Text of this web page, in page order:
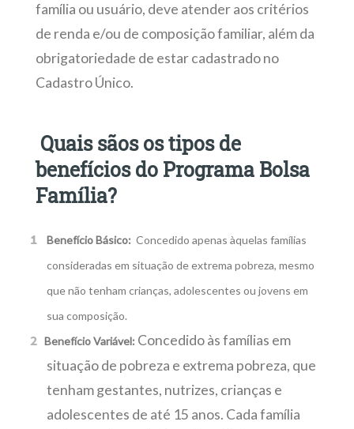
família ou usuário, deve atender aos critérios
de renda e/ou de composição familiar, além da
obrigatoriedade de estar cadastrado no
Cadastro Único.
Quais sãos os tipos de
benefícios do Programa Bolsa
Família?
Benefício Básico: Concedido apenas àquelas famílias
consideradas em situação de extrema pobreza, mesmo
que não tenham crianças, adolescentes ou jovens em
sua composição.
Benefício Variável: Concedido às famílias em
situação de pobreza e extrema pobreza, que
tenham gestantes, nutrizes, crianças e
adolescentes de até 15 anos. Cada família